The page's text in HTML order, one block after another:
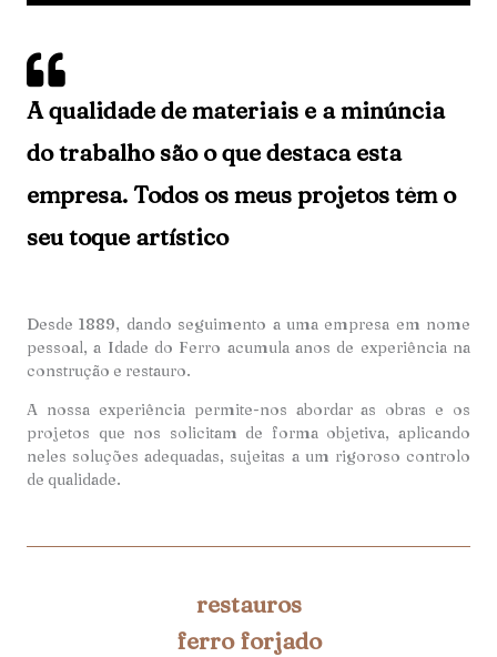
A qualidade de materiais e a minúncia
do trabalho são o que destaca esta
empresa. Todos os meus projetos têm o
seu toque artístico
Desde 1889, dando seguimento a uma empresa em nome
pessoal, a Idade do Ferro acumula anos de experiência na
construção e restauro.
A nossa experiência permite-nos abordar as obras e os
projetos que nos solicitam de forma objetiva, aplicando
neles soluções adequadas, sujeitas a um rigoroso controlo
de qualidade.
restauros
ferro forjado